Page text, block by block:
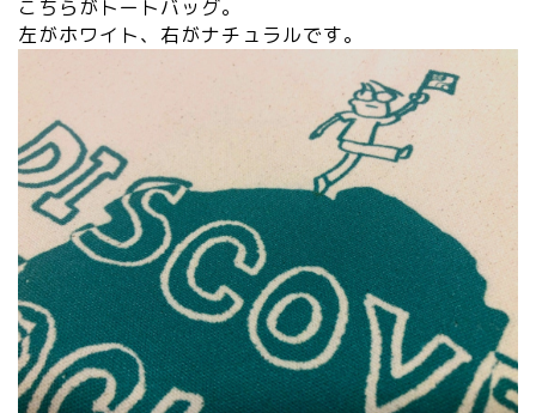
こちらがトートバッグ。
左がホワイト、右がナチュラルです。